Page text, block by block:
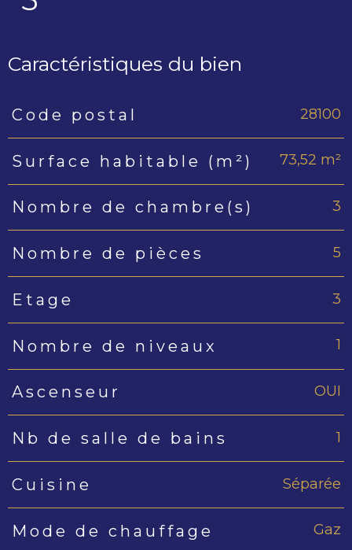
Caractéristiques du bien
Caractéristiques
Code postal 28100
Surface habitable (m²) 73,52 m²
Nombre de chambre(s) 3
Nombre de pièces 5
Etage 3
Nombre de niveaux 1
Ascenseur OUI
Nb de salle de bains 1
Cuisine Séparée
Mode de chauffage Gaz